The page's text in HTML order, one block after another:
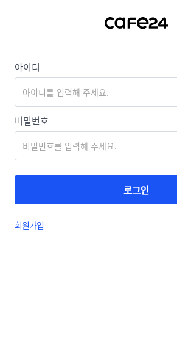
아이디
비밀번호
로그인
회원가입